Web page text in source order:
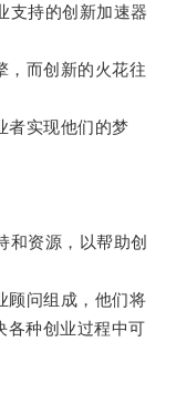
持的创新加速器
而创新的火花往
实现他们的梦
资源，以帮助创
问组成，他们将
各种创业过程中可